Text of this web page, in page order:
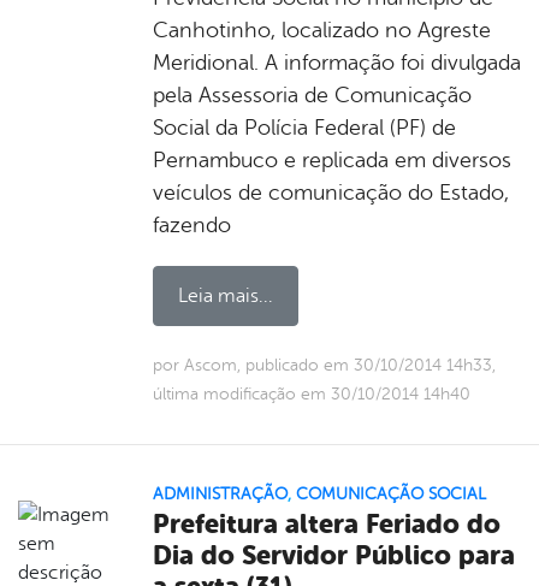
Canhotinho, localizado no Agreste
Meridional. A informação foi divulgada
pela Assessoria de Comunicação
Social da Polícia Federal (PF) de
Pernambuco e replicada em diversos
veículos de comunicação do Estado,
fazendo
Leia mais...
por Ascom, publicado em 30/10/2014 14h33,
última modificação em 30/10/2014 14h40
ADMINISTRAÇÃO, COMUNICAÇÃO SOCIAL
Prefeitura altera Feriado do
Dia do Servidor Público para